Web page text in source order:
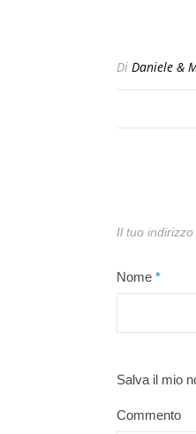
Di Daniele &
Il tuo
Nome *
Salva il mio
Commento